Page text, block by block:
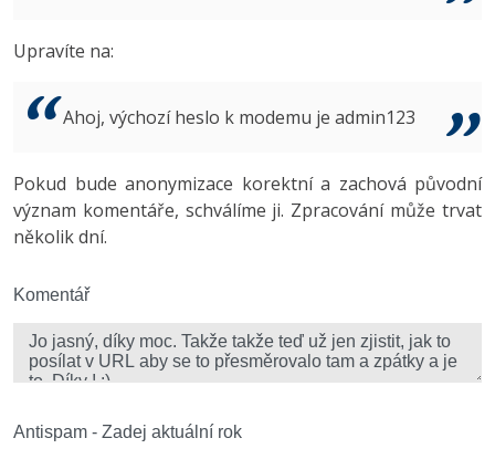
Best practices
Copywriter
WordPress specialista
Algoritmy -41%
Umělá inteligence (AI) -10%
Fórum
Windows
Kybernetická bezpečnost
Fórum
Upravíte na:
Ahoj, výchozí heslo k modemu je admin123
Pokud bude anonymizace korektní a zachová původní
význam komentáře, schválíme ji. Zpracování může trvat
několik dní.
Komentář
Antispam - Zadej aktuální rok